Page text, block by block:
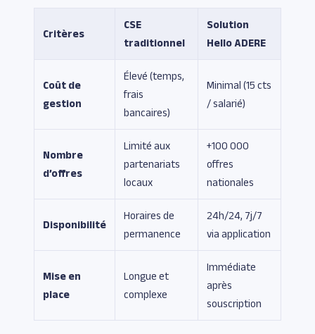
Critères
CSE
traditionnel
Solution
Hello ADERE
Coût de
gestion
Élevé (temps,
frais
bancaires)
Minimal (15 cts
/ salarié)
Nombre
d’offres
Limité aux
partenariats
locaux
+100 000
offres
nationales
Disponibilité
Horaires de
permanence
24h/24, 7j/7
via application
Mise en
place
Longue et
complexe
Immédiate
après
souscription